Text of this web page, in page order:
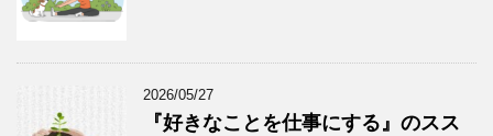
2026/05/27
『好きなことを仕事にする』のスス